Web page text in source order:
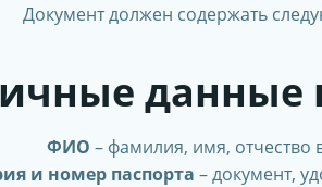
Документ должен содержать
данные
ФИО – фамилия, имя, отчество
и номер паспорта – документ,